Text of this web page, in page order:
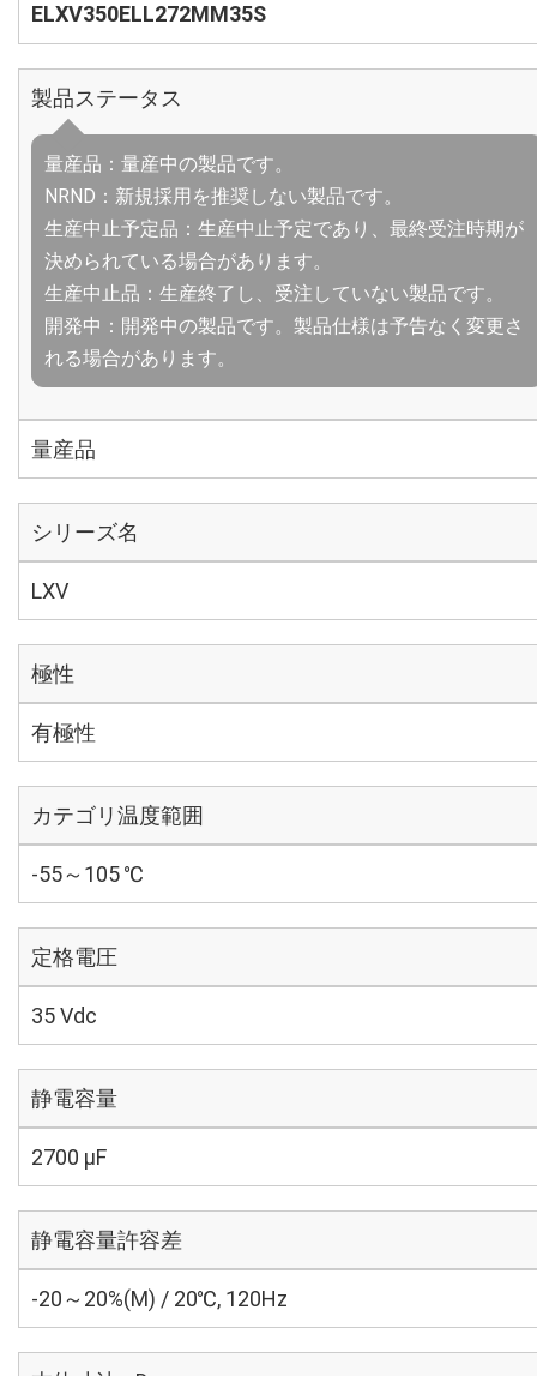
ELXV350ELL272MM35S
製品ステータス
量産品：量産中の製品です。
NRND：新規採用を推奨しない製品です。
生産中止予定品：生産中止予定であり、最終受注時期が
決められている場合があります。
生産中止品：生産終了し、受注していない製品です。
開発中：開発中の製品です。製品仕様は予告なく変更さ
れる場合があります。
量産品
シリーズ名
LXV
極性
有極性
カテゴリ温度範囲
-55～105 ℃
定格電圧
35 Vdc
静電容量
2700 µF
静電容量許容差
-20～20%(M) / 20℃, 120Hz